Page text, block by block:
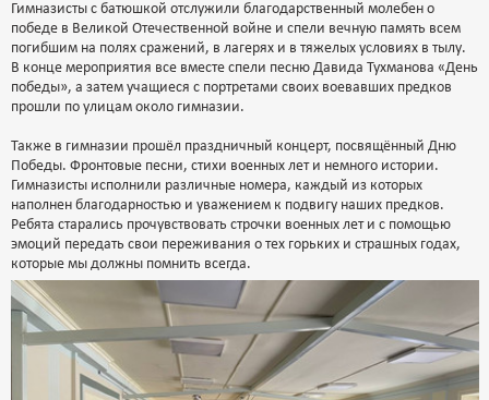
Гимназисты с батюшкой отслужили благодарственный молебен о
победе в Великой Отечественной войне и спели вечную память всем
погибшим на полях сражений, в лагерях и в тяжелых условиях в тылу.
В конце мероприятия все вместе спели песню Давида Тухманова «День
победы», а затем учащиеся с портретами своих воевавших предков
прошли по улицам около гимназии.
Также в гимназии прошёл праздничный концерт, посвящённый Дню
Победы. Фронтовые песни, стихи военных лет и немного истории.
Гимназисты исполнили различные номера, каждый из которых
наполнен благодарностью и уважением к подвигу наших предков.
Ребята старались прочувствовать строчки военных лет и с помощью
эмоций передать свои переживания о тех горьких и страшных годах,
которые мы должны помнить всегда.